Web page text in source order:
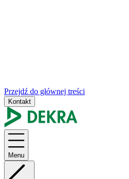
Przejdź do głównej treści
Kontakt
Menu